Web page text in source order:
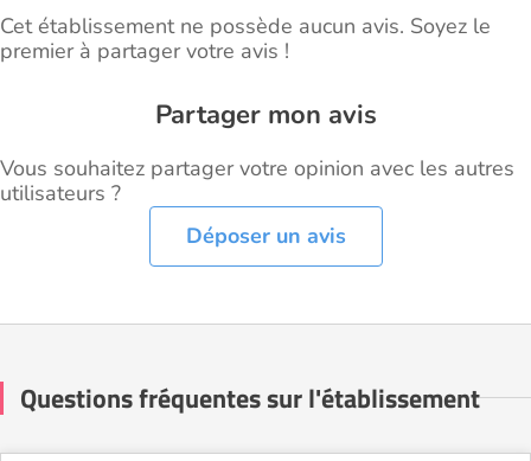
Cet établissement ne possède aucun avis. Soyez le
premier à partager votre avis !
Partager mon avis
Vous souhaitez partager votre opinion avec les autres
utilisateurs ?
Déposer un avis
Questions fréquentes sur l'établissement